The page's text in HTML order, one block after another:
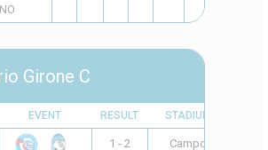
Girone C
EVENT RESULT STADIUM
1 - 2 Campo